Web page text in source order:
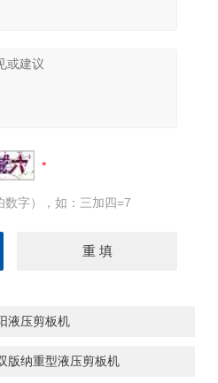
字），如：三加四=7
液压剪板机
版纳重型液压剪板机